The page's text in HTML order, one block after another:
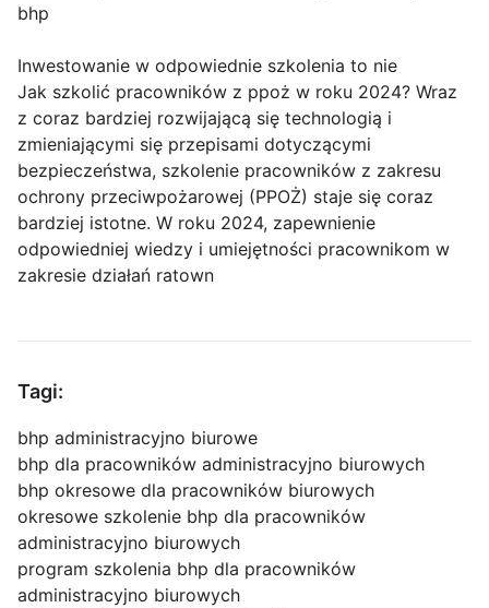
bhp
Inwestowanie w odpowiednie szkolenia to nie
Jak szkolić pracowników z ppoż w roku 2024? Wraz
z coraz bardziej rozwijającą się technologią i
zmieniającymi się przepisami dotyczącymi
bezpieczeństwa, szkolenie pracowników z zakresu
ochrony przeciwpożarowej (PPOŻ) staje się coraz
bardziej istotne. W roku 2024, zapewnienie
odpowiedniej wiedzy i umiejętności pracownikom w
zakresie działań ratown
Tagi:
bhp administracyjno biurowe
bhp dla pracowników administracyjno biurowych
bhp okresowe dla pracowników biurowych
okresowe szkolenie bhp dla pracowników
administracyjno biurowych
program szkolenia bhp dla pracowników
administracyjno biurowych